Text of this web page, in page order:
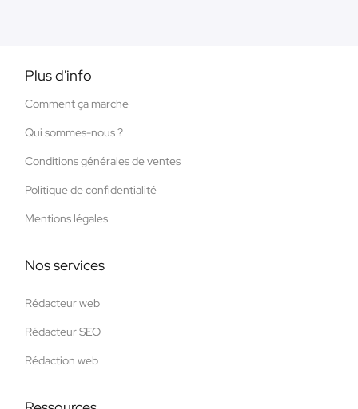
Plus d'info
Comment ça marche
Qui sommes-nous ?
Conditions générales de ventes
Politique de confidentialité
Mentions légales
Nos services
Rédacteur web
Rédacteur SEO
Rédaction web